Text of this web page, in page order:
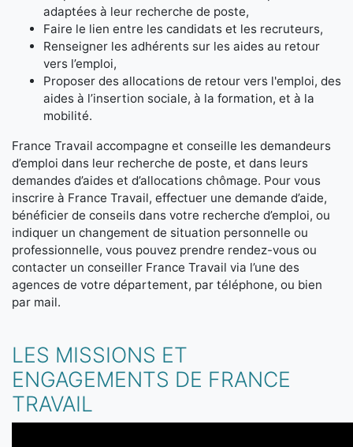
adaptées à leur recherche de poste,
Faire le lien entre les candidats et les recruteurs,
Renseigner les adhérents sur les aides au retour
vers l’emploi,
Proposer des allocations de retour vers l'emploi, des
aides à l’insertion sociale, à la formation, et à la
mobilité.
France Travail accompagne et conseille les demandeurs
d’emploi dans leur recherche de poste, et dans leurs
demandes d’aides et d’allocations chômage. Pour vous
inscrire à France Travail, effectuer une demande d’aide,
bénéficier de conseils dans votre recherche d’emploi, ou
indiquer un changement de situation personnelle ou
professionnelle, vous pouvez prendre rendez-vous ou
contacter un conseiller France Travail via l’une des
agences de votre département, par téléphone, ou bien
par mail.
LES MISSIONS ET
ENGAGEMENTS DE FRANCE
TRAVAIL